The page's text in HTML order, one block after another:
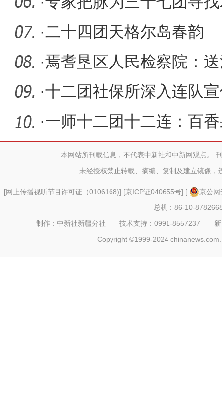
技密码
·二十四团天格尔岛春韵
·焉耆垦区人民检察院：
离
·十二团社保所深入连队
发申领工
·一师十二团十二连：百
土地助增
本网站所刊载信息，不代表中新社和中新网观点。
未经授权禁止转载、摘编、复制及建立镜像，
[网上传播视听节目许可证（0106168)] [京ICP证040655号] [
京公
总机：86-10-
制作：中新社新疆分社 技术支持：0991-8557237
Copyright ©1999-2024